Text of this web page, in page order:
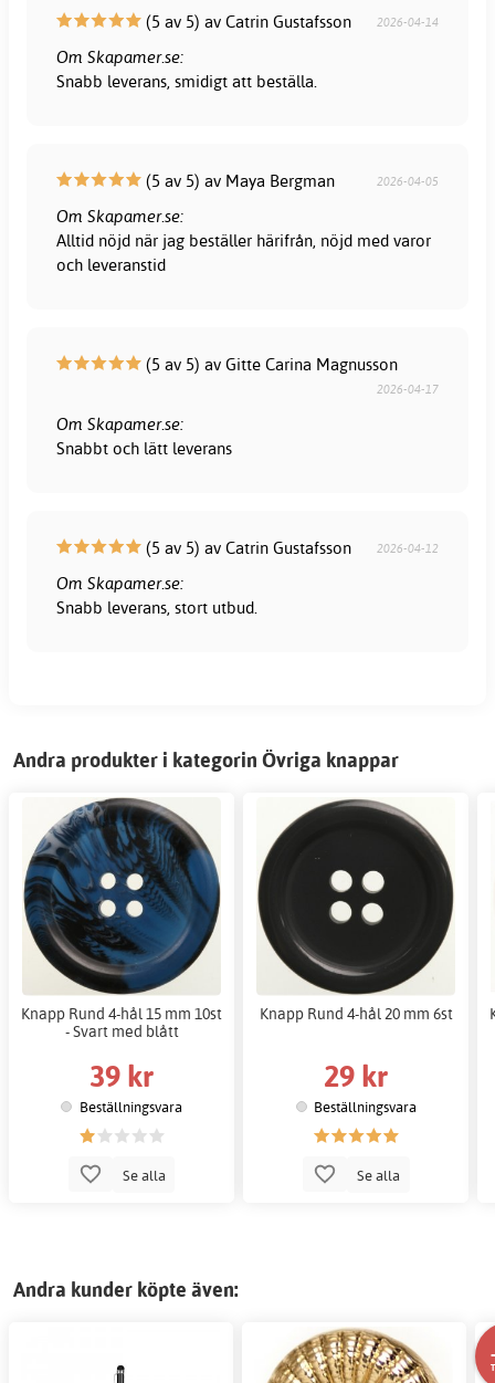
(5 av 5) av Catrin Gustafsson 2026-04-14
Om Skapamer.se:
Snabb leverans, smidigt att beställa.
(5 av 5) av Maya Bergman 2026-04-05
Om Skapamer.se:
Alltid nöjd när jag beställer härifrån, nöjd med varor
och leveranstid
(5 av 5) av Gitte Carina Magnusson
2026-04-17
Om Skapamer.se:
Snabbt och lätt leverans
(5 av 5) av Catrin Gustafsson 2026-04-12
Om Skapamer.se:
Snabb leverans, stort utbud.
Andra produkter i kategorin Övriga knappar
Knapp Rund 4-hål 15 mm 10st
- Svart med blått
39 kr
Beställningsvara
Se alla
Knapp Rund 4-hål 20 mm 6st
29 kr
Beställningsvara
Se alla
Andra kunder köpte även: